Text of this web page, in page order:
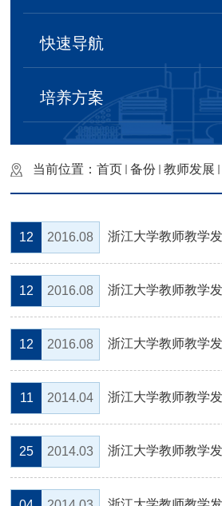
快速导航
培养方案
当前位置：首页 备份 教师发展
12 2016.08
12 2016.08
12 2016.08
11 2014.04
25 2014.03